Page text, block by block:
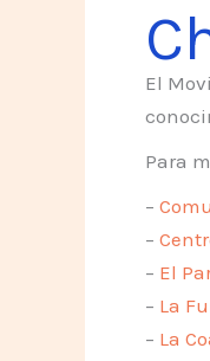
El
Para
–
–
– El
– La
– La